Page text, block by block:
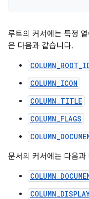
루트의 커서에는 특정
은 다음과 같습니다.
COLUMN_ICON
COLUMN_TITLE
COLUMN_FLAGS
문서의 커서에는 다음